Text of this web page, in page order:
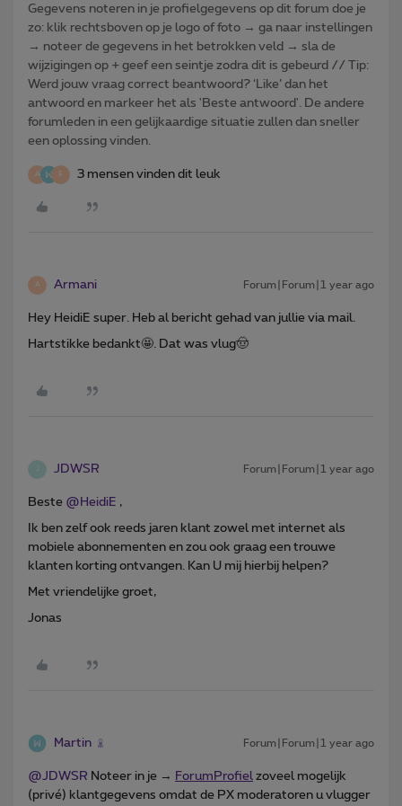
Gegevens noteren in je profielgegevens op dit forum doe je
zo: klik rechtsboven op je logo of foto → ga naar instellingen
→ noteer de gegevens in het betrokken veld → sla de
wijzigingen op + geef een seintje zodra dit is gebeurd // Tip:
Werd jouw vraag correct beantwoord? ‘Like’ dan het
antwoord en markeer het als 'Beste antwoord'. De andere
forumleden in een gelijkaardige situatie zullen dan sneller
een oplossing vinden.
A E 3 mensen vinden dit leuk
A Armani Forum|Forum|1 year ago
Hey HeidiE super. Heb al bericht gehad van jullie via mail.
Hartstikke bedankt🤩. Dat was vlug🤠
J JDWSR Forum|Forum|1 year ago
Beste ​ @HeidiE ,
Ik ben zelf ook reeds jaren klant zowel met internet als
mobiele abonnementen en zou ook graag een trouwe
klanten korting ontvangen. Kan U mij hierbij helpen?
Met vriendelijke groet,
Jonas
Martin Forum|Forum|1 year ago
@JDWSR Noteer in je → ForumProfiel zoveel mogelijk
(privé) klantgegevens omdat de PX moderatoren u vlugger